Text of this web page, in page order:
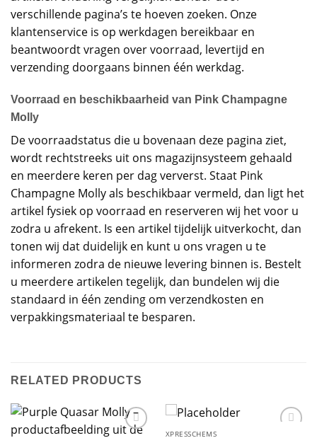
verschillende pagina’s te hoeven zoeken. Onze
klantenservice is op werkdagen bereikbaar en
beantwoordt vragen over voorraad, levertijd en
verzending doorgaans binnen één werkdag.
Voorraad en beschikbaarheid van Pink Champagne
Molly
De voorraadstatus die u bovenaan deze pagina ziet,
wordt rechtstreeks uit ons magazijnsysteem gehaald
en meerdere keren per dag ververst. Staat Pink
Champagne Molly als beschikbaar vermeld, dan ligt het
artikel fysiek op voorraad en reserveren wij het voor u
zodra u afrekent. Is een artikel tijdelijk uitverkocht, dan
tonen wij dat duidelijk en kunt u ons vragen u te
informeren zodra de nieuwe levering binnen is. Bestelt
u meerdere artikelen tegelijk, dan bundelen wij die
standaard in één zending om verzendkosten en
verpakkingsmateriaal te besparen.
RELATED PRODUCTS
XPRESSCHEMS